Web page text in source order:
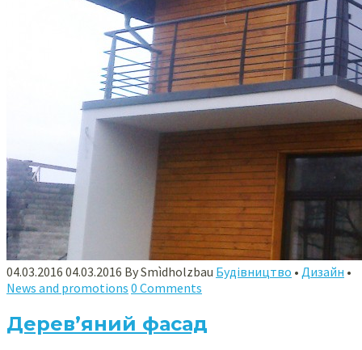
04.03.2016 04.03.2016 BySmìdholzbau Будівництво • Дизайн •
News and promotions 0 Comments
Дерев’яний фасад